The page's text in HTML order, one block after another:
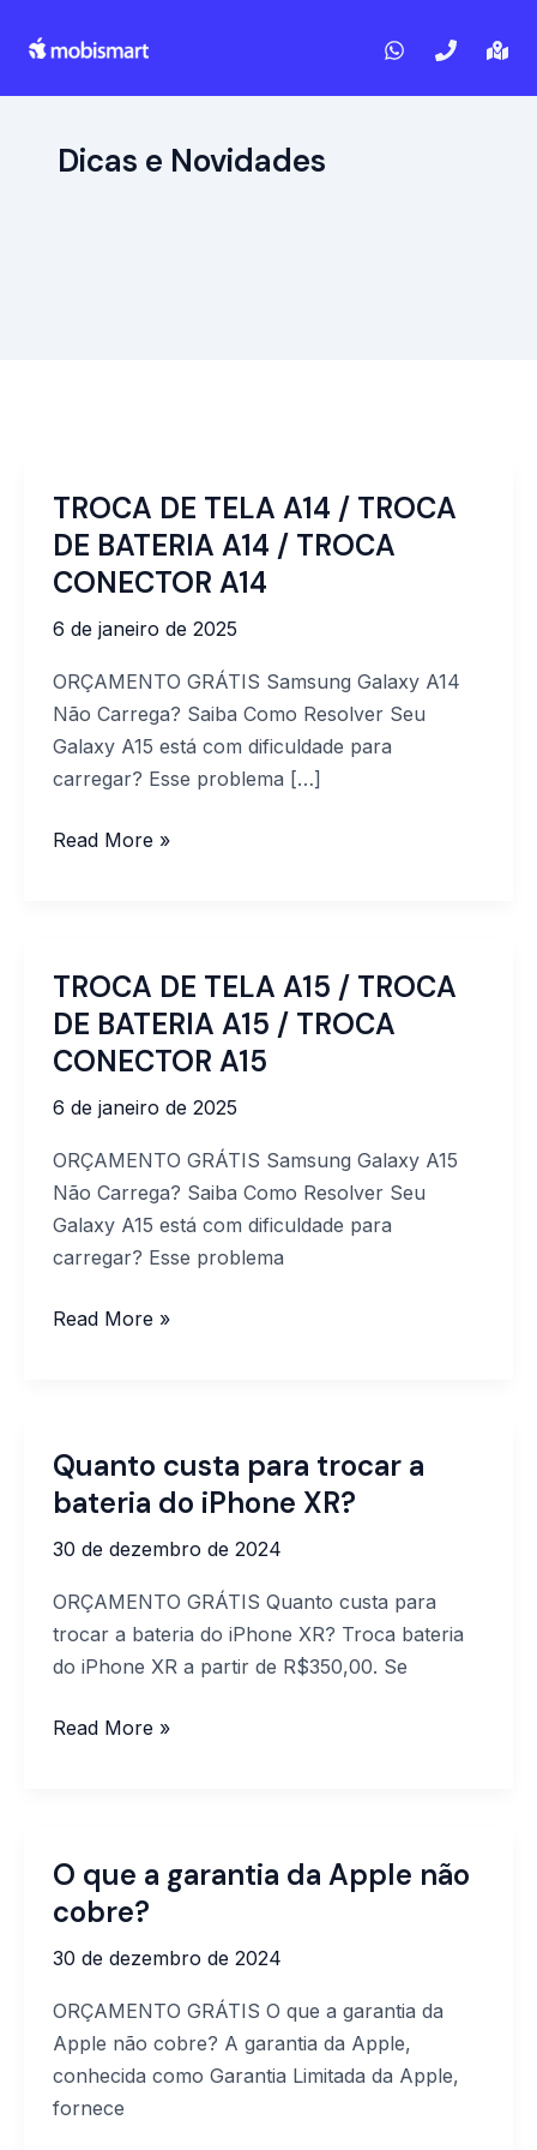
para
Dicas e Novidades
TROCA DE TELA A14 / TROCA
DE BATERIA A14 / TROCA
CONECTOR A14
6 de janeiro de 2025
ORÇAMENTO GRÁTIS Samsung Galaxy A14
Não Carrega? Saiba Como Resolver Seu
Galaxy A15 está com dificuldade para
carregar? Esse problema […]
TROCA
DE
TELA
/
TROCA
Read More »
TROCA DE TELA A15 / TROCA
DE BATERIA A15 / TROCA
CONECTOR A15
6 de janeiro de 2025
ORÇAMENTO GRÁTIS Samsung Galaxy A15
Não Carrega? Saiba Como Resolver Seu
Galaxy A15 está com dificuldade para
carregar? Esse problema
TROCA
DE
TELA
A15
/
TROCA
Read More »
Quanto custa para trocar a
bateria do iPhone XR?
30 de dezembro de 2024
ORÇAMENTO GRÁTIS Quanto custa para
trocar a bateria do iPhone XR? Troca bateria
do iPhone XR a partir de R$350,00. Se
Quanto
custa
trocar
a
bateria
do
XR?
Read More »
O que a garantia da Apple não
cobre?
30 de dezembro de 2024
ORÇAMENTO GRÁTIS O que a garantia da
Apple não cobre? A garantia da Apple,
conhecida como Garantia Limitada da Apple,
fornece
O
que
garantia
da
Apple
cobre?
de